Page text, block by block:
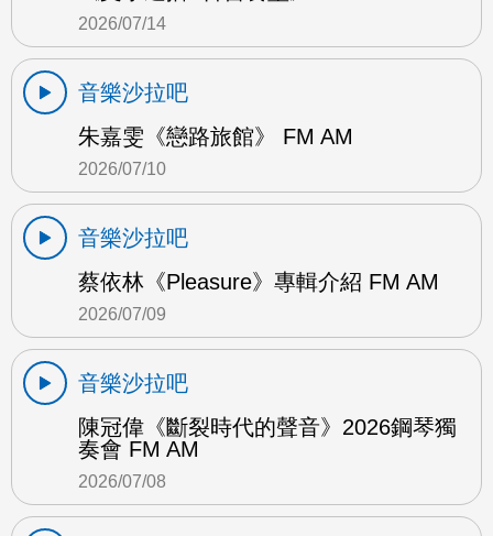
2026/07/14
音樂沙拉吧
朱嘉雯《戀路旅館》 FM AM
2026/07/10
音樂沙拉吧
蔡依林《Pleasure》專輯介紹 FM AM
2026/07/09
音樂沙拉吧
陳冠偉《斷裂時代的聲音》2026鋼琴獨
奏會 FM AM
2026/07/08